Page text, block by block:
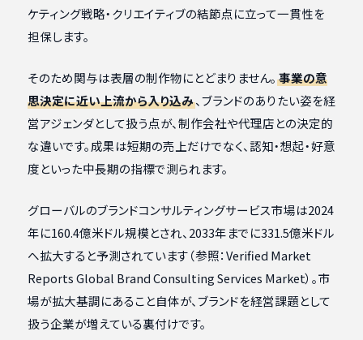
ケティング戦略・クリエイティブの結節点に立って一貫性を
担保します。
そのため関与は表層の制作物にとどまりません。 事業の意
思決定に近い上流から入り込み、ブランドのありたい姿を経
営アジェンダとして扱う点が、制作会社や代理店との決定的
な違いです。成果は短期の売上だけでなく、認知・想起・好意
度といった中長期の指標で測られます。
グローバルのブランドコンサルティングサービス市場は2024
年に160.4億米ドル規模とされ、2033年までに331.5億米ドル
へ拡大すると予測されています（参照：Verified Market
Reports Global Brand Consulting Services Market）。市
場が拡大基調にあること自体が、ブランドを経営課題として
扱う企業が増えている裏付けです。